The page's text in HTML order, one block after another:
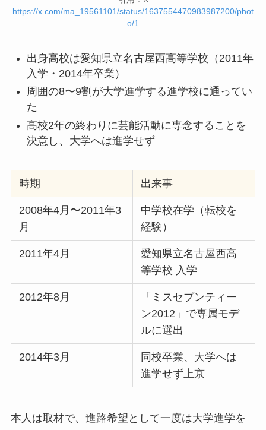
https://x.com/ma_19561101/status/1637554470983987200/phot
o/1
出身高校は愛知県立名古屋西高等学校（2011年
入学・2014年卒業）
周囲の8〜9割が大学進学する進学校に通ってい
た
高校2年の終わりに芸能活動に専念することを
決意し、大学へは進学せず
時期 出来事
2008年4月〜2011年3
月
中学校在学（転校を
経験）
2011年4月
愛知県立名古屋西高
等学校 入学
2012年8月
「ミスセブンティー
ン2012」で専属モデ
ルに選出
2014年3月
同校卒業、大学へは
進学せず上京
本人は取材で、進路希望として一度は大学進学を